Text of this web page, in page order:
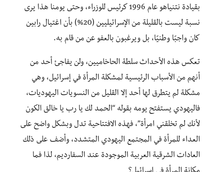
بقيادة نتنياهو عام 1996 كرئيس للوزراء، وحتى يومنا هذا يرى
نسبة ليست بالقليلة من الإسرائيليين (20%) بأن اغتيال رابين
كان واجبًا وطنيًا، بل ويرغبون بالعفو عن من قام به.
تعكس هذه الأحداث سلطة الحاخاميين، ولن يفاجئ أحد من
أنهم من الأسباب الرئيسية لمشكلة المرأة في إسرائيل، وهي
مشكلة لم يتطرق لها أحد إلا القليل من النسويات اليهوديات،
فاليهودي يستفتح يومه بقوله “الحمد لك يا رب يا خالق الكون
لأنك لم تخلقني امرأة”، فهذه الافتتاحية تدل وبشكل واضح على
العداء للمرأة في المجتمع اليهودي المتشدد، وأضف على ذلك
العادات الشرقية العربية الموجودة عند السفارديم، لذا فما